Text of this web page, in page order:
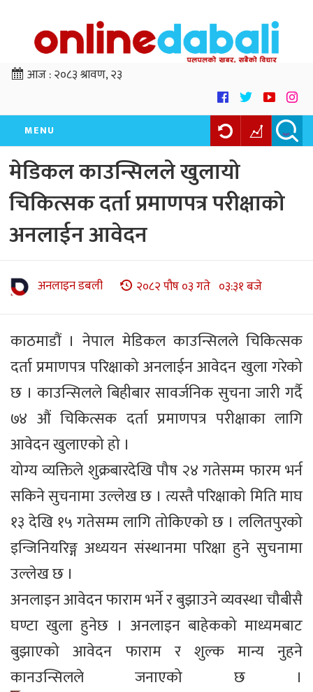
आज :२०८३ श्रावण, २३
MENU
मेडिकल काउन्सिलले खुलायो
चिकित्सक दर्ता प्रमाणपत्र परीक्षाको
अनलाईन आवेदन
अनलाइन डबली २०८२ पौष ०३ गते ०३:३१ बजे
काठमाडौं । नेपाल मेडिकल काउन्सिलले चिकित्सक
दर्ता प्रमाणपत्र परिक्षाको अनलाईन आवेदन खुला गरेको
छ । काउन्सिलले बिहीबार सावर्जनिक सुचना जारी गर्दै
७४ औं चिकित्सक दर्ता प्रमाणपत्र परीक्षाका लागि
आवेदन खुलाएको हो ।
योग्य व्यक्तिले शुक्रबारदेखि पौष २४ गतेसम्म फारम भर्न
सकिने सुचनामा उल्लेख छ । त्यस्तै परिक्षाको मिति माघ
१३ देखि १५ गतेसम्म लागि तोकिएको छ । ललितपुरको
इन्जिनियरिङ्ग अध्ययन संस्थानमा परिक्षा हुने सुचनामा
उल्लेख छ ।
अनलाइन आवेदन फाराम भर्ने र बुझाउने व्यवस्था चौबीसै
घण्टा खुला हुनेछ । अनलाइन बाहेकको माध्यमबाट
बुझाएको आवेदन फाराम र शुल्क मान्य नुहने
कानउन्सिलले जनाएको छ ।